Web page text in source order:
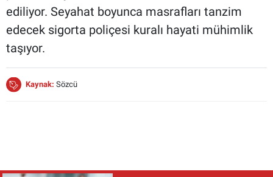
ediliyor. Seyahat boyunca masrafları tanzim
edecek sigorta poliçesi kuralı hayati mühimlik
taşıyor.
Kaynak: Sözcü